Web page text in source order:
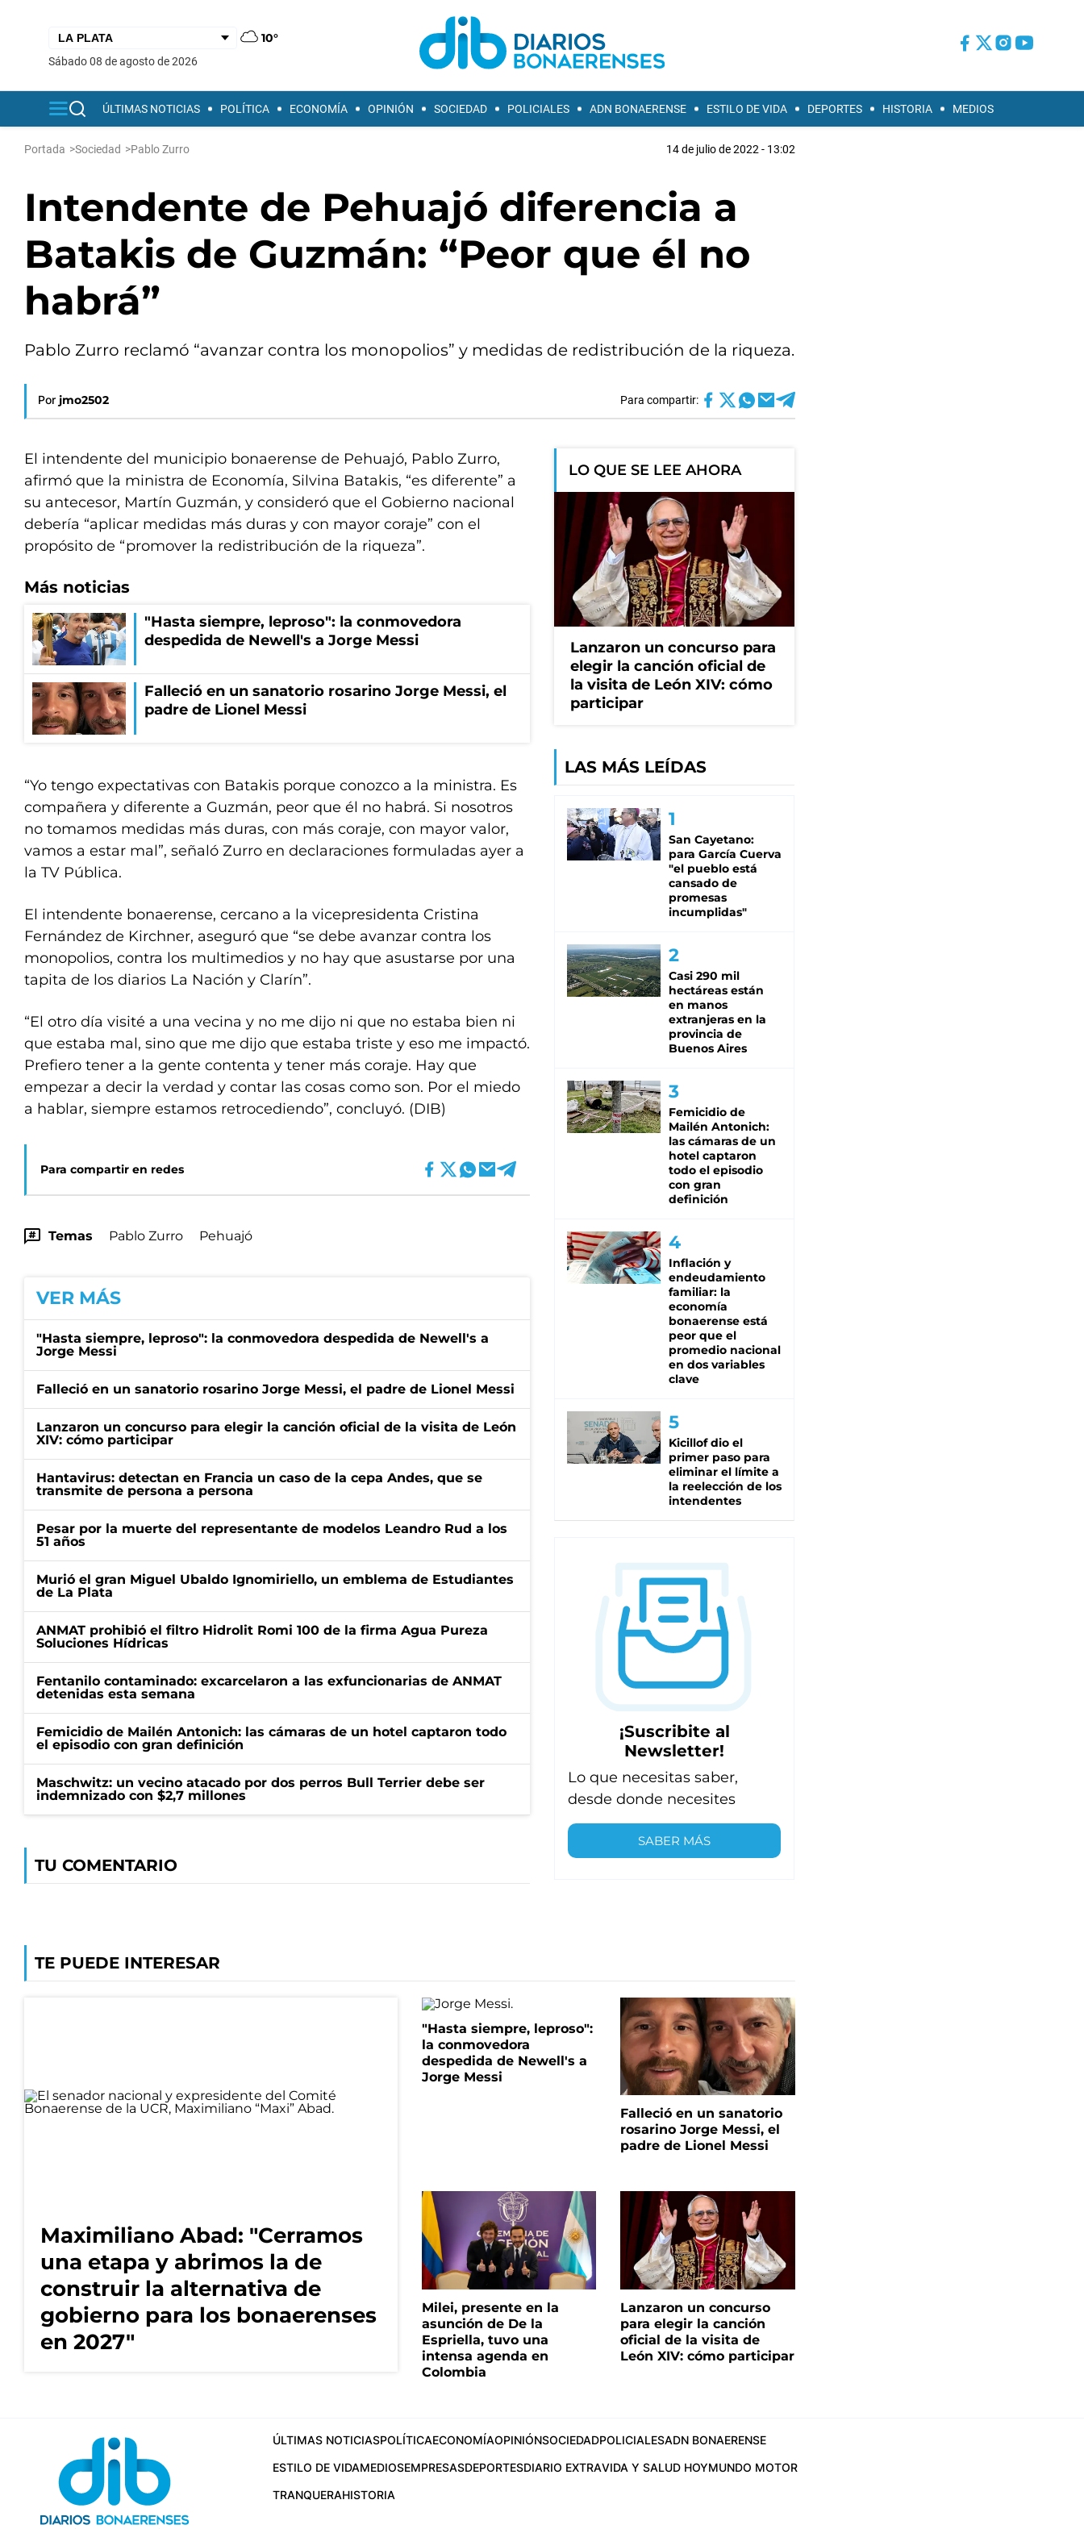
10°
sábado 08 de agosto de 2026
ÚLTIMAS NOTICIAS POLÍTICA ECONOMÍA OPINIÓN SOCIEDAD POLICIALES ADN BONAERENSE ESTILO DE VIDA DEPORTES HISTORIA MEDIOS
Portada >Sociedad >Pablo Zurro 14 de julio de 2022 - 13:02
Intendente de Pehuajó diferencia a
Batakis de Guzmán: “Peor que él no
habrá”
Pablo Zurro reclamó “avanzar contra los monopolios” y medidas de redistribución de la riqueza.
Por jmo2502 Para compartir:
El intendente del municipio bonaerense de Pehuajó, Pablo Zurro,
afirmó que la ministra de Economía, Silvina Batakis, “es diferente” a
su antecesor, Martín Guzmán, y consideró que el Gobierno nacional
debería “aplicar medidas más duras y con mayor coraje” con el
propósito de “promover la redistribución de la riqueza”.
Más noticias
"Hasta siempre, leproso": la conmovedora
despedida de Newell's a Jorge Messi
Falleció en un sanatorio rosarino Jorge Messi, el
padre de Lionel Messi
“Yo tengo expectativas con Batakis porque conozco a la ministra. Es
compañera y diferente a Guzmán, peor que él no habrá. Si nosotros
no tomamos medidas más duras, con más coraje, con mayor valor,
vamos a estar mal”, señaló Zurro en declaraciones formuladas ayer a
la TV Pública.
El intendente bonaerense, cercano a la vicepresidenta Cristina
Fernández de Kirchner, aseguró que “se debe avanzar contra los
monopolios, contra los multimedios y no hay que asustarse por una
tapita de los diarios La Nación y Clarín”.
“El otro día visité a una vecina y no me dijo ni que no estaba bien ni
que estaba mal, sino que me dijo que estaba triste y eso me impactó.
Prefiero tener a la gente contenta y tener más coraje. Hay que
empezar a decir la verdad y contar las cosas como son. Por el miedo
a hablar, siempre estamos retrocediendo”, concluyó. (DIB)
Para compartir en redes
Temas Pablo Zurro Pehuajó
VER MÁS
"Hasta siempre, leproso": la conmovedora despedida de Newell's a
Jorge Messi
Falleció en un sanatorio rosarino Jorge Messi, el padre de Lionel Messi
Lanzaron un concurso para elegir la canción oficial de la visita de León
XIV: cómo participar
Hantavirus: detectan en Francia un caso de la cepa Andes, que se
transmite de persona a persona
Pesar por la muerte del representante de modelos Leandro Rud a los
51 años
Murió el gran Miguel Ubaldo Ignomiriello, un emblema de Estudiantes
de La Plata
ANMAT prohibió el filtro Hidrolit Romi 100 de la firma Agua Pureza
Soluciones Hídricas
Fentanilo contaminado: excarcelaron a las exfuncionarias de ANMAT
detenidas esta semana
Femicidio de Mailén Antonich: las cámaras de un hotel captaron todo
el episodio con gran definición
Maschwitz: un vecino atacado por dos perros Bull Terrier debe ser
indemnizado con $2,7 millones
TU COMENTARIO
LO QUE SE LEE AHORA
Lanzaron un concurso para
elegir la canción oficial de
la visita de León XIV: cómo
participar
LAS MÁS LEÍDAS
San Cayetano:
para García Cuerva
"el pueblo está
cansado de
promesas
incumplidas"
Casi 290 mil
hectáreas están
en manos
extranjeras en la
provincia de
Buenos Aires
Femicidio de
Mailén Antonich:
las cámaras de un
hotel captaron
todo el episodio
con gran
definición
Inflación y
endeudamiento
familiar: la
economía
bonaerense está
peor que el
promedio nacional
en dos variables
clave
Kicillof dio el
primer paso para
eliminar el límite a
la reelección de los
intendentes
¡Suscribite al
Newsletter!
Lo que necesitas saber,
desde donde necesites
SABER MÁS
TE PUEDE INTERESAR
Maximiliano Abad: "Cerramos
una etapa y abrimos la de
construir la alternativa de
gobierno para los bonaerenses
en 2027"
"Hasta siempre, leproso":
la conmovedora
despedida de Newell's a
Jorge Messi
Falleció en un sanatorio
rosarino Jorge Messi, el
padre de Lionel Messi
Milei, presente en la
asunción de De la
Espriella, tuvo una
intensa agenda en
Colombia
Lanzaron un concurso
para elegir la canción
oficial de la visita de
León XIV: cómo participar
ÚLTIMAS NOTICIASPOLÍTICAECONOMÍAOPINIÓNSOCIEDADPOLICIALESADN BONAERENSE
ESTILO DE VIDAMEDIOSEMPRESASDEPORTESDIARIO EXTRAVIDA Y SALUD HOYMUNDO MOTOR
TRANQUERAHISTORIA